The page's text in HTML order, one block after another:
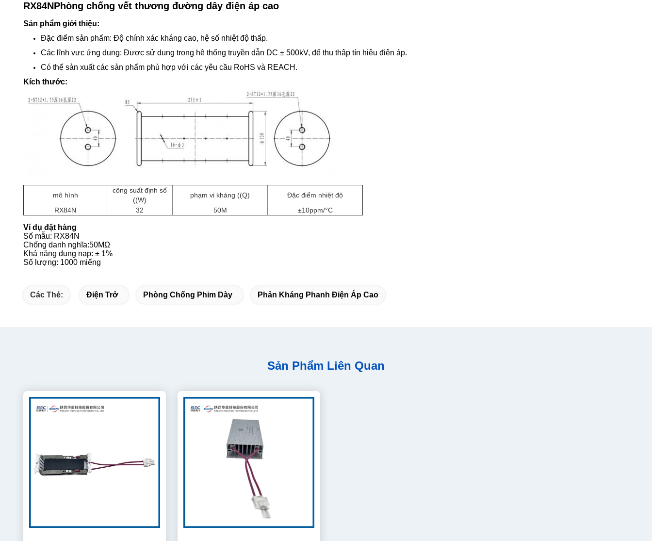
RX84NPhòng chống vết thương đường dây điện áp cao
Sản phẩm giới thiệu:
Đặc điểm sản phẩm: Độ chính xác kháng cao, hệ số nhiệt độ thấp.
Các lĩnh vực ứng dụng: Được sử dụng trong hệ thống truyền dẫn DC ± 500kV, để thu thập tín hiệu điện áp.
Có thể sản xuất các sản phẩm phù hợp với các yêu cầu RoHS và REACH.
Kích thước:
mô hình
công suất định số
((W)
phạm vi kháng ((Q)
Đặc điểm nhiệt độ
RX84N
32 50M ±10ppm/°C
Ví dụ đặt hàng
Số mẫu: RX84N
Chống danh nghĩa:50MΩ
Khả năng dung nạp: ± 1%
Số lượng: 1000 miếng
Các Thẻ: Điện Trở Phòng Chống Phim Dày Phản Kháng Phanh Điện Áp Cao
Sản Phẩm Liên Quan